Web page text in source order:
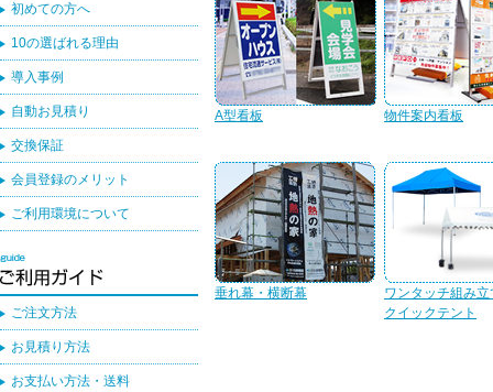
A型看板 物件案内看板
垂れ幕・横断幕
ワンタッチ組み
クイックテント
初めての方へ
10の選ばれる理由
導入事例
自動お見積り
交換保証
会員登録のメリット
ご利用環境について
ご注文方法
お見積り方法
お支払い方法・送料